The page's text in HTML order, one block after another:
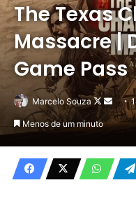
The Texas
Massacre |
Game Pass
Marcelo Souza
Follow
onum
Menos de um minuto